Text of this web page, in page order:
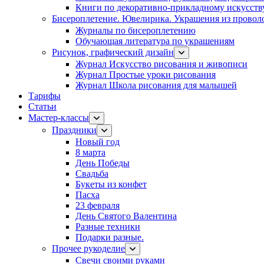
Книги по декоративно-прикладному
Бисероплетение. Ювелирика. Украшения из
Журналы по бисероплетению
Обучающая литература по украшениям
Рисунок, графический дизайн
Журнал Искусство рисования и живописи
Журнал Простые уроки рисования
Журнал Школа рисования для малышей
Тарифы
Статьи
Мастер-классы
Праздники
Новый год
8 марта
День Победы
Свадьба
Букеты из конфет
Пасха
23 февраля
День Святого Валентина
Разные техники
Подарки разные.
Прочее рукоделие
Свечи своими руками